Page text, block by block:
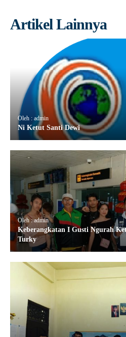
Artikel Lainnya
Oleh : admin
Ni Ketut Santi Dewi
Oleh : admin
Keberangkatan I Gusti Ngurah
Turky